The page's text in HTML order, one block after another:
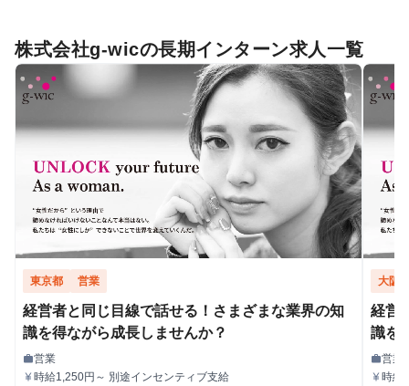
株式会社g-wicの長期インターン求人一覧
東京都 営業
経営者と同じ目線で話せる！さまざまな業界の知
識を得ながら成長しませんか？
職種
work営業
currency_yen 時給1,250円～ 別途インセンティブ支給
大阪
経営
識を
職種
work営業
currency_yen 時給